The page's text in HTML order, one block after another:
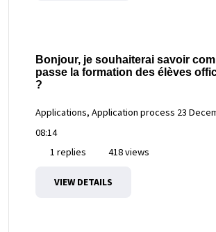
Bonjour, je souhaiterai savoir
passe la formation des élèves
?
Applications, Application process 23
08:14
1 replies
418 views
VIEW DETAILS